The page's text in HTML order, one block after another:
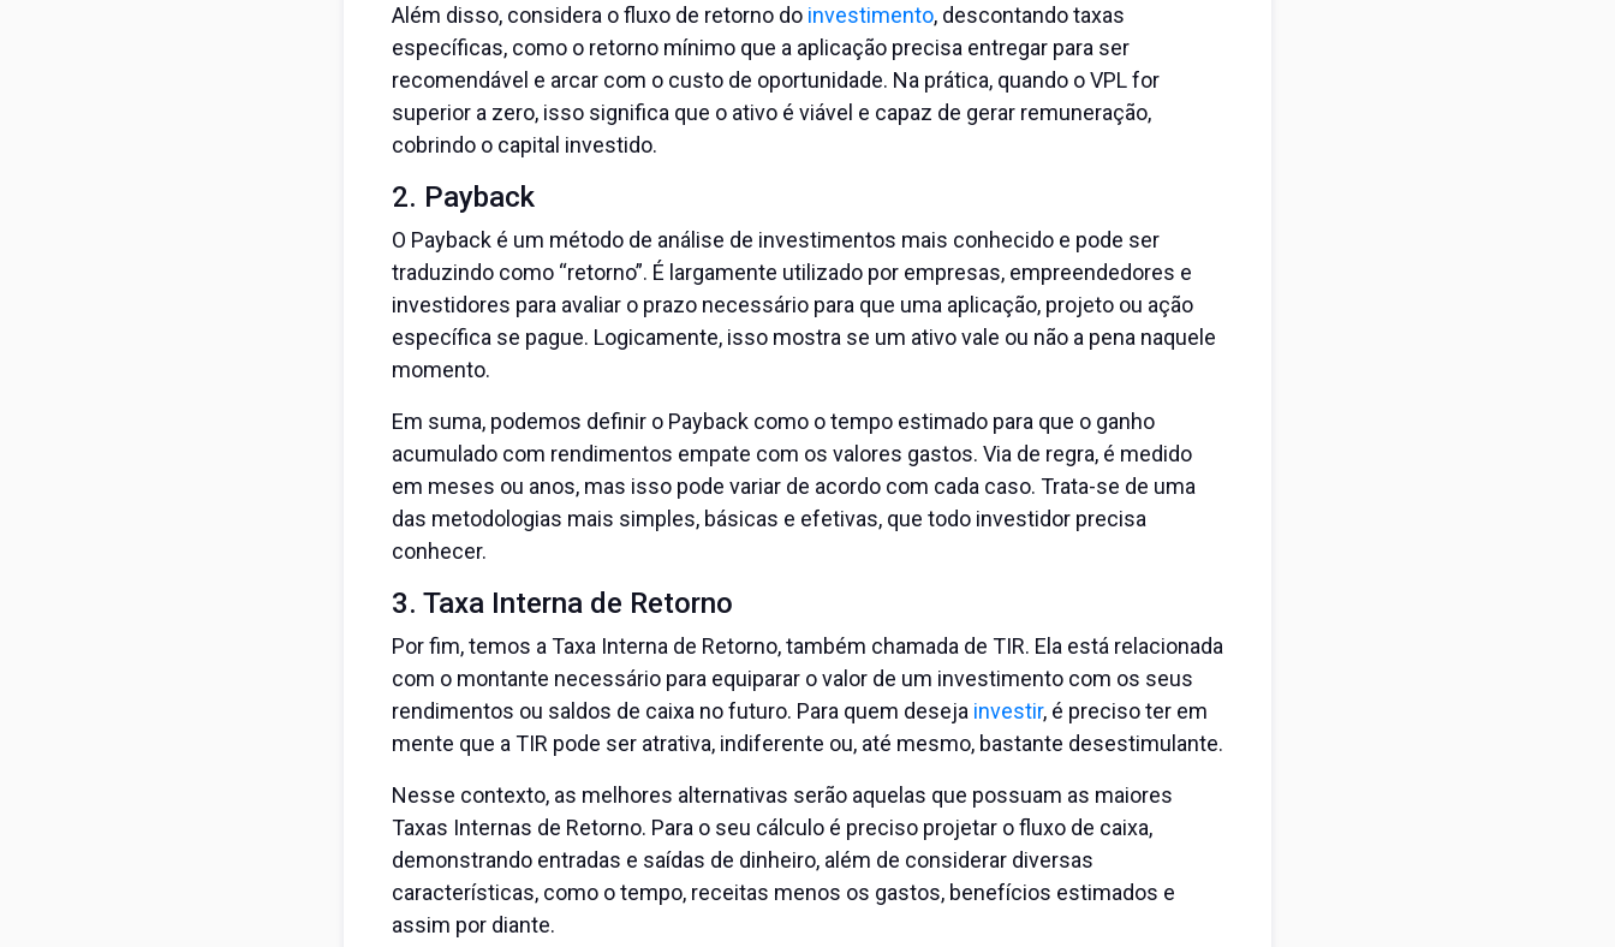
Além disso, considera o fluxo de retorno do investimento, descontando taxas
específicas, como o retorno mínimo que a aplicação precisa entregar para ser
recomendável e arcar com o custo de oportunidade. Na prática, quando o VPL for
superior a zero, isso significa que o ativo é viável e capaz de gerar remuneração,
cobrindo o capital investido.
2. Payback
O Payback é um método de análise de investimentos mais conhecido e pode ser
traduzindo como “retorno”. É largamente utilizado por empresas, empreendedores e
investidores para avaliar o prazo necessário para que uma aplicação, projeto ou ação
específica se pague. Logicamente, isso mostra se um ativo vale ou não a pena naquele
momento.
Em suma, podemos definir o Payback como o tempo estimado para que o ganho
acumulado com rendimentos empate com os valores gastos. Via de regra, é medido
em meses ou anos, mas isso pode variar de acordo com cada caso. Trata-se de uma
das metodologias mais simples, básicas e efetivas, que todo investidor precisa
conhecer.
3. Taxa Interna de Retorno
Por fim, temos a Taxa Interna de Retorno, também chamada de TIR. Ela está relacionada
com o montante necessário para equiparar o valor de um investimento com os seus
rendimentos ou saldos de caixa no futuro. Para quem deseja investir, é preciso ter em
mente que a TIR pode ser atrativa, indiferente ou, até mesmo, bastante desestimulante.
Nesse contexto, as melhores alternativas serão aquelas que possuam as maiores
Taxas Internas de Retorno. Para o seu cálculo é preciso projetar o fluxo de caixa,
demonstrando entradas e saídas de dinheiro, além de considerar diversas
características, como o tempo, receitas menos os gastos, benefícios estimados e
assim por diante.